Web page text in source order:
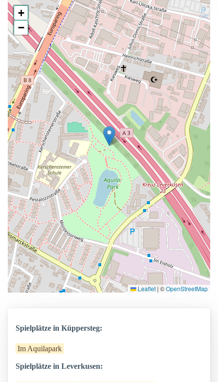
+
−
Leaflet | ©OpenStreetMap
Spielplätze in Küppersteg:
Im Aquilapark
Spielplätze in Leverkusen: